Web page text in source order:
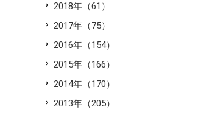
2018年（61）
2017年（75）
2016年（154）
2015年（166）
2014年（170）
2013年（205）